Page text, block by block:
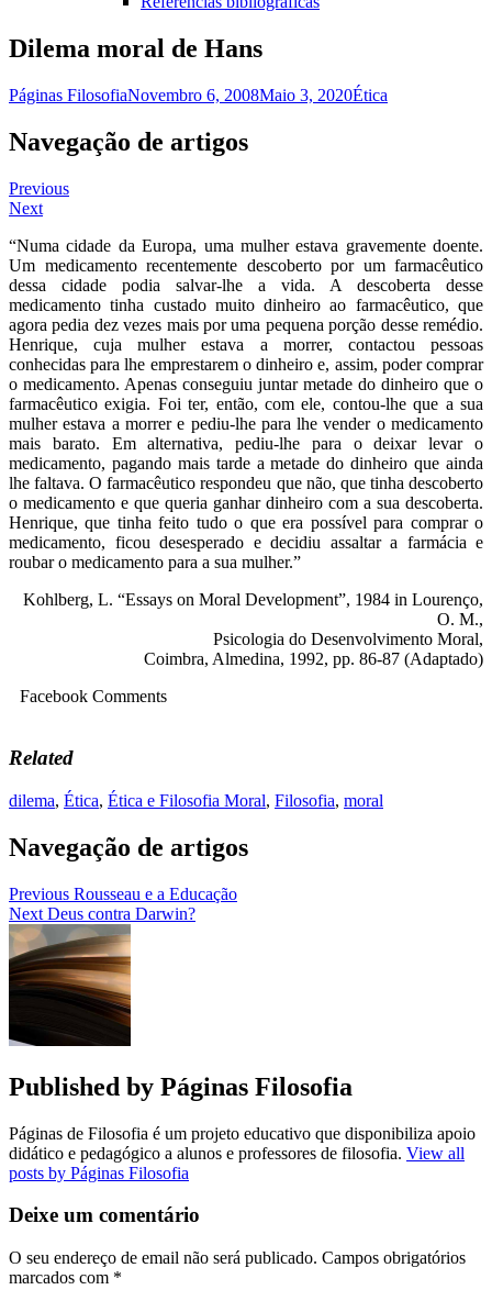
Dilema moral de Hans
Páginas FilosofiaNovembro 6, 2008Maio 3, 2020Ética
Navegação de artigos
Previous
Next
“Numa cidade da Europa, uma mulher estava gravemente doente.
Um medicamento recentemente descoberto por um farmacêutico
dessa cidade podia salvar-lhe a vida. A descoberta desse
medicamento tinha custado muito dinheiro ao farmacêutico, que
agora pedia dez vezes mais por uma pequena porção desse remédio.
Henrique, cuja mulher estava a morrer, contactou pessoas
conhecidas para lhe emprestarem o dinheiro e, assim, poder comprar
o medicamento. Apenas conseguiu juntar metade do dinheiro que o
farmacêutico exigia. Foi ter, então, com ele, contou-lhe que a sua
mulher estava a morrer e pediu-lhe para lhe vender o medicamento
mais barato. Em alternativa, pediu-lhe para o deixar levar o
medicamento, pagando mais tarde a metade do dinheiro que ainda
lhe faltava. O farmacêutico respondeu que não, que tinha descoberto
o medicamento e que queria ganhar dinheiro com a sua descoberta.
Henrique, que tinha feito tudo o que era possível para comprar o
medicamento, ficou desesperado e decidiu assaltar a farmácia e
roubar o medicamento para a sua mulher.”
Kohlberg, L. “Essays on Moral Development”, 1984 in Lourenço,
O. M.,
Psicologia do Desenvolvimento Moral,
Coimbra, Almedina, 1992, pp. 86-87 (Adaptado)
Facebook Comments
Related
dilema, Ética, Ética e Filosofia Moral, Filosofia, moral
Navegação de artigos
Previous Rousseau e a Educação
Next Deus contra Darwin?
Published by Páginas Filosofia
Páginas de Filosofia é um projeto educativo que disponibiliza apoio
didático e pedagógico a alunos e professores de filosofia. View all
posts by Páginas Filosofia
Deixe um comentário
O seu endereço de email não será publicado. Campos obrigatórios
marcados com *